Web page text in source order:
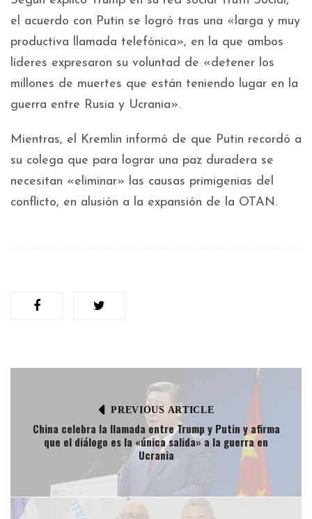
el acuerdo con Putin se logró tras una «larga y muy
productiva llamada telefónica», en la que ambos
líderes expresaron su voluntad de «detener los
millones de muertes que están teniendo lugar en la
guerra entre Rusia y Ucrania».
Mientras, el Kremlin informó de que Putin recordó a
su colega que para lograr una paz duradera se
necesitan «eliminar» las causas primigenias del
conflicto, en alusión a la expansión de la OTAN.
PREVIOUS ARTICLE
China celebra la llamada entre Trump y Putin y afirma
que el diálogo es la «única salida» a la guerra en
Ucrania